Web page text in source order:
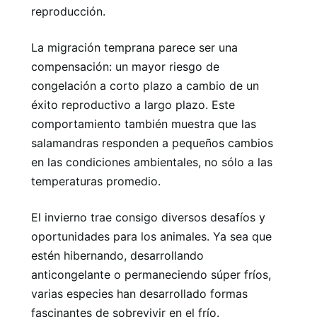
reproducción.
La migración temprana parece ser una
compensación: un mayor riesgo de
congelación a corto plazo a cambio de un
éxito reproductivo a largo plazo. Este
comportamiento también muestra que las
salamandras responden a pequeños cambios
en las condiciones ambientales, no sólo a las
temperaturas promedio.
El invierno trae consigo diversos desafíos y
oportunidades para los animales. Ya sea que
estén hibernando, desarrollando
anticongelante o permaneciendo súper fríos,
varias especies han desarrollado formas
fascinantes de sobrevivir en el frío.